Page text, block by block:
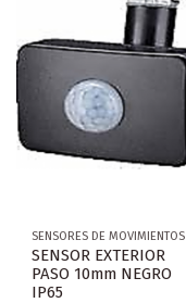
SENSORES DE MOVIMIENTOS
SENSOR EXTERIOR
PASO 10mm NEGRO
IP65